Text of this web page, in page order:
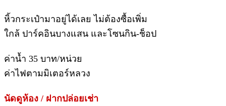
หิ้วกระเป๋ามาอยู่ได้เลย ไม่ต้องซื้อเพิ่ม
ใกล้ ปาร์คอินบางแสน และโซนกิน-ช็อป
ค่าน้ำ 35 บาท/หน่วย
ค่าไฟตามมิเตอร์หลวง
นัดดูห้อง / ฝากปล่อยเช่า